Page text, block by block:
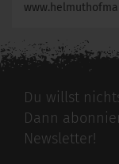
Du willst
Dann
Newsletter!